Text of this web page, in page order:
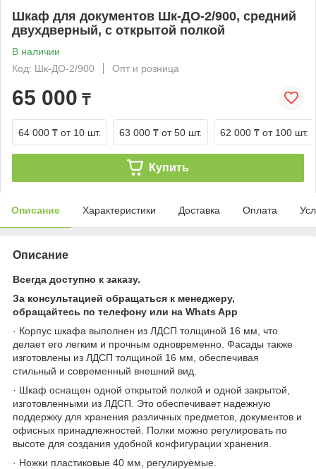
Шкаф для документов Шк-ДО-2/900, средний
двухдверный, с открытой полкой
В наличии
Код: Шк-ДО-2/900
Опт и розница
65 000 ₸
64 000 ₸ от 10 шт. 63 000 ₸ от 50 шт. 62 000 ₸ от 100 шт.
Купить
Описание Характеристики Доставка Оплата
Описание
Всегда доступно к заказу.
За консультацией обращаться к менеджеру,
обращайтесь по телефону или на Whats App
· Корпус шкафа выполнен из ЛДСП толщиной 16 мм, что
делает его легким и прочным одновременно. Фасады также
изготовлены из ЛДСП толщиной 16 мм, обеспечивая
стильный и современный внешний вид.
· Шкаф оснащен одной открытой полкой и одной закрытой,
изготовленными из ЛДСП. Это обеспечивает надежную
поддержку для хранения различных предметов, документов и
офисных принадлежностей. Полки можно регулировать по
высоте для создания удобной конфигурации хранения.
· Ножки пластиковые 40 мм, регулируемые.